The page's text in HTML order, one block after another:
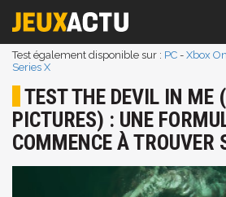
Test également disponible sur : PC - Xbox
Series X
TEST THE DEVIL IN ME
PICTURES) : UNE
COMMENCE À TROUVER